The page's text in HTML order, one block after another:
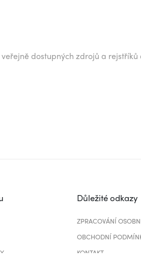
dostupných zdrojů a
Důležité odkazy
ZPRACOVÁNÍ
OBCHODNÍ
KONTAKT